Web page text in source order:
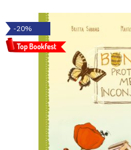
-20%